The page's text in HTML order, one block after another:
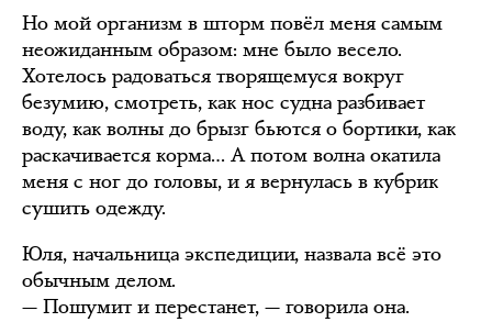
Но мой организм в шторм повёл меня самым
неожиданным образом: мне было весело.
Хотелось радоваться творящемуся вокруг
безумию, смотреть, как нос судна разбивает
воду, как волны до брызг бьются о бортики, как
раскачивается корма… А потом волна окатила
меня с ног до головы, и я вернулась в кубрик
сушить одежду.
Юля, начальница экспедиции, назвала всё это
обычным делом.
— Пошумит и перестанет, — говорила она.